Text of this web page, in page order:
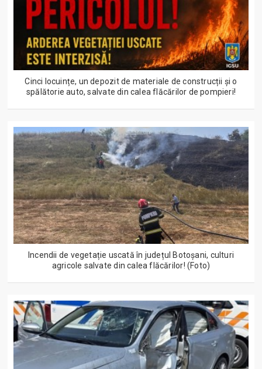
Cinci locuințe, un depozit de materiale de construcții și o
spălătorie auto, salvate din calea flăcărilor de pompieri!
Incendii de vegetație uscată în județul Botoșani, culturi
agricole salvate din calea flăcărilor! (Foto)